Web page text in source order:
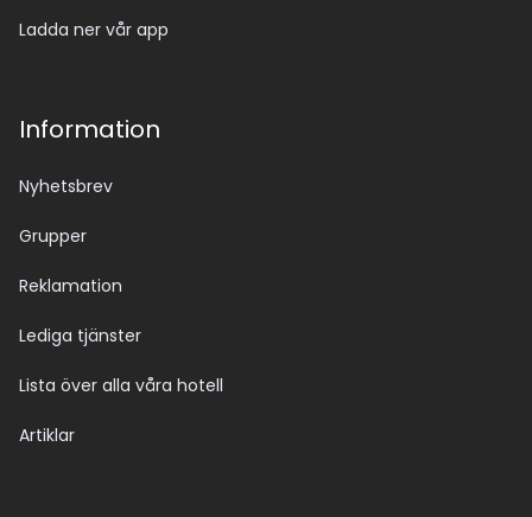
Ladda ner vår app
Information
Nyhetsbrev
Grupper
Reklamation
Lediga tjänster
Lista över alla våra hotell
Artiklar